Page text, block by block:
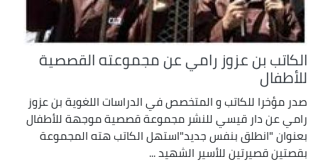
الكاتب بن عزوز رامي عن مجموعته القصصية
للأطفال
صدر مؤخرا للكاتب و المتخصص في الدراسات اللغوية بن عزوز
رامي عن دار قيسي للنشر مجموعة قصصية موجهة للأطفال
بعنوان "انطلق بنفس جديد"استهل الكاتب هته المجموعة
بقصتين قصيرتين للأسير الشهيد ...